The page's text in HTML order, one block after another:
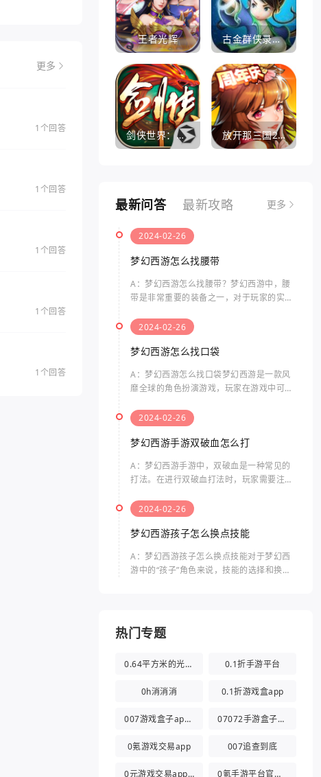
更多
1个回答
1个回答
1个回答
1个回答
1个回答
王者光辉 古金群侠录手游
剑侠世界：起源 放开那三国2360版
最新问答 最新攻略 更多
2024-02-26
梦幻西游怎么找腰带
A：梦幻西游怎么找腰带？梦幻西游中，腰
带是非常重要的装备之一，对于玩家的实力
带呢？以下是关于梦幻西游中腰带的相关问
题及其答案。在梦幻西游
2024-02-26
梦幻西游怎么找口袋
A：梦幻西游怎么找口袋梦幻西游是一款风
靡全球的角色扮演游戏，玩家在游戏中可以
法。而“口袋”指的是游戏中的一个特殊功
能，可以帮助玩家在游戏
2024-02-26
梦幻西游手游双破血怎么打
A：梦幻西游手游中，双破血是一种常见的
打法。在进行双破血打法时，玩家需要注意
打法是指同时使用两种伤害类型的技能，来
击败敌人的方法。通常，
2024-02-26
梦幻西游孩子怎么换点技能
A：梦幻西游孩子怎么换点技能对于梦幻西
游中的“孩子”角色来说，技能的选择和换点
热门专题
0.64平方米的光都与你有关 0.1折手游平台
0h消消消 0.1折游戏盒app
007游戏盒子app官方版 07072手游盒子app
0氪游戏交易app 007追查到底
0元游戏交易app(0氪游戏盒) 0氪手游平台官方版